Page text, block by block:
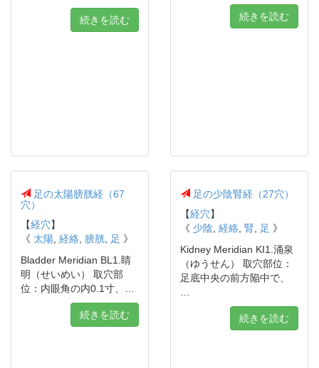
続きを読む 続きを読む
足の太陽膀胱経（67
穴）
【経穴】
《 太陽 経絡 膀胱 足 》
Bladder Meridian BL1.睛
明（せいめい） 取穴部
位：内眼角の内0.1寸、…
続きを読む
足の少陰腎経（27穴）
【経穴】
《 少陰 経絡 腎 足 》
Kidney Meridian KI1.涌泉
（ゆうせん） 取穴部位：
足底中央の前方陥中で、
続きを読む